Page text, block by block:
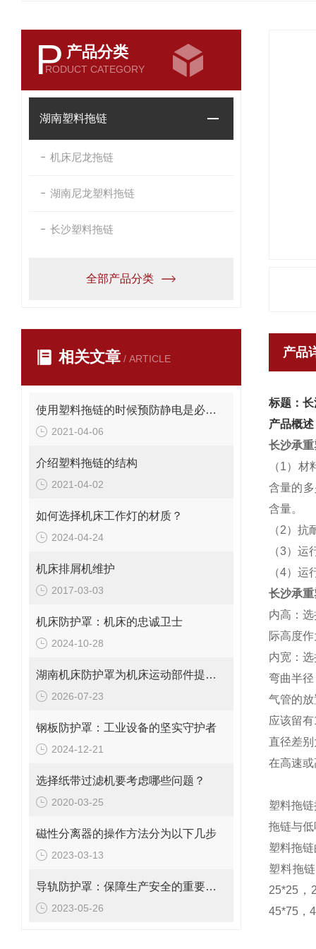
P 产品分类
RODUCT CATEGORY
湖南塑料拖链
机床尼龙拖链
湖南尼龙塑料拖链
长沙塑料拖链
全部产品分类
相关文章 / ARTICLE
使用塑料拖链的时候预防静电是必要的措施
2021-04-06
介绍塑料拖链的结构
2021-04-02
如何选择机床工作灯的材质？
2024-04-24
机床排屑机维护
2017-03-03
机床防护罩：机床的忠诚卫士
2024-10-28
湖南机床防护罩为机床运动部件提供安全保护
2026-07-23
钢板防护罩：工业设备的坚实守护者
2024-12-21
选择纸带过滤机要考虑哪些问题？
2020-03-25
磁性分离器的操作方法分为以下几步
2023-03-13
导轨防护罩：保障生产安全的重要工具
2023-05-26
产品
标题：
产品概述
长沙承
（1）
含量的
含量。
（2）
（3）
（4）
长沙承
内高：
际高度
内宽：
弯曲半
气管的
应该留
直径差
在高速
塑料拖
拖链与
塑料拖
塑料拖
25*25，
45*75，